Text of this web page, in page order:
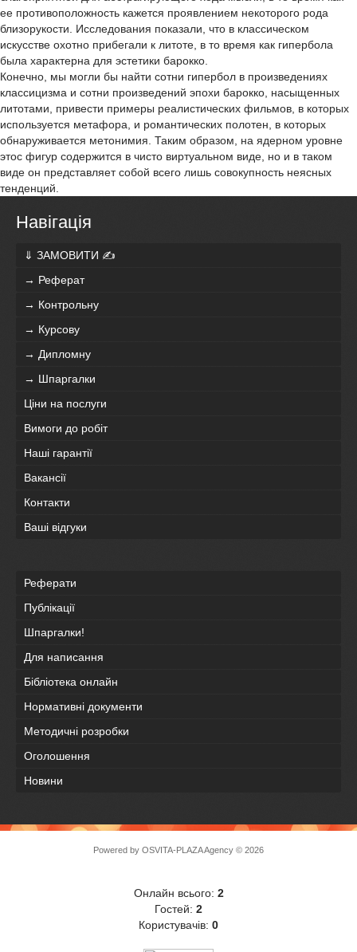
ее противоположность кажется проявлением некоторого рода
близорукости. Исследования показали, что в классическом
искусстве охотно прибегали к литоте, в то время как гипербола
была характерна для эстетики барокко.
Конечно, мы могли бы найти сотни гипербол в произведениях
классицизма и сотни произведений эпохи барокко, насыщенных
литотами, привести примеры реалистических фильмов, в которых
используется метафора, и романтических полотен, в которых
обнаруживается метонимия. Таким образом, на ядерном уровне
этос фигур содержится в чисто виртуальном виде, но и в таком
виде он представляет собой всего лишь совокупность неясных
тенденций.
Навігація
⇓ ЗАМОВИТИ ✍
→ Реферат
→ Контрольну
→ Курсову
→ Дипломну
→ Шпаргалки
Ціни на послуги
Вимоги до робіт
Наші гарантії
Вакансії
Контакти
Ваші відгуки
Реферати
Публікації
Шпаргалки!
Для написання
Бібліотека онлайн
Нормативні документи
Методичні розробки
Оголошення
Новини
Powered by OSVITA-PLAZA Agency © 2026
Онлайн всього: 2
Гостей: 2
Користувачів: 0